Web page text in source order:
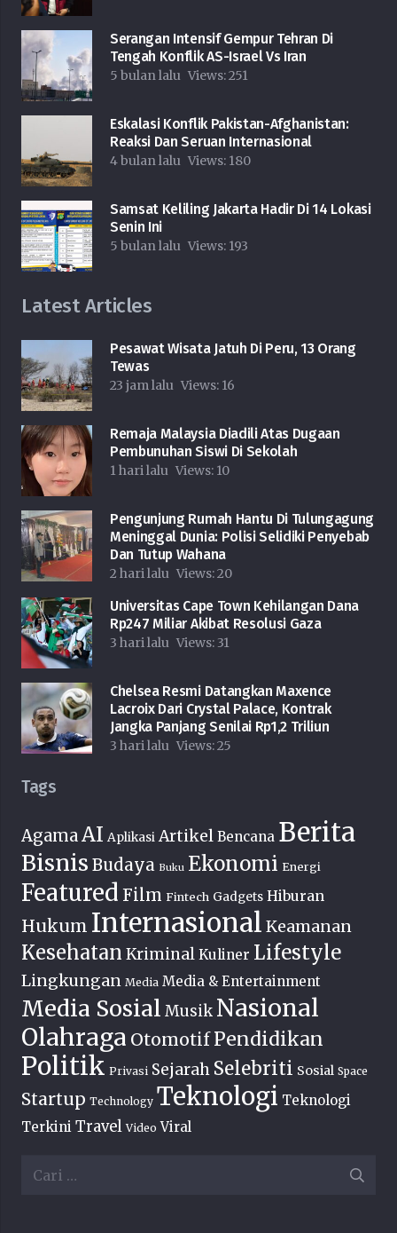
Serangan Intensif Gempur Tehran Di
Tengah Konflik AS-Israel Vs Iran
5 bulan lalu Views:251
Eskalasi Konflik Pakistan-Afghanistan:
Reaksi Dan Seruan Internasional
4 bulan lalu Views: 180
Samsat Keliling Jakarta Hadir Di 14 Lokasi
Senin Ini
5 bulan lalu Views: 193
Latest Articles
Pesawat Wisata Jatuh Di Peru, 13 Orang
Tewas
23 jam lalu Views: 16
Remaja Malaysia Diadili Atas Dugaan
Pembunuhan Siswi Di Sekolah
1 hari lalu Views: 10
Pengunjung Rumah Hantu Di Tulungagung
Meninggal Dunia: Polisi Selidiki Penyebab
Dan Tutup Wahana
2 hari lalu Views:20
Universitas Cape Town Kehilangan Dana
Rp247 Miliar Akibat Resolusi Gaza
3 hari lalu Views: 31
Chelsea Resmi Datangkan Maxence
Lacroix Dari Crystal Palace, Kontrak
Jangka Panjang Senilai Rp1,2 Triliun
3 hari lalu Views:25
Tags
AgamaAI Aplikasi Artikel Bencana Berita
Bisnis Budaya Buku Ekonomi Energi
Featured Film Fintech Gadgets Hiburan
Hukum Internasional Keamanan
Kesehatan Kriminal Kuliner Lifestyle
Lingkungan Media Media & Entertainment
Media Sosial Musik Nasional
Olahraga Otomotif Pendidikan
Politik Privasi Sejarah Selebriti Sosial Space
Startup Technology Teknologi Teknologi
Terkini Travel Video Viral
Cari